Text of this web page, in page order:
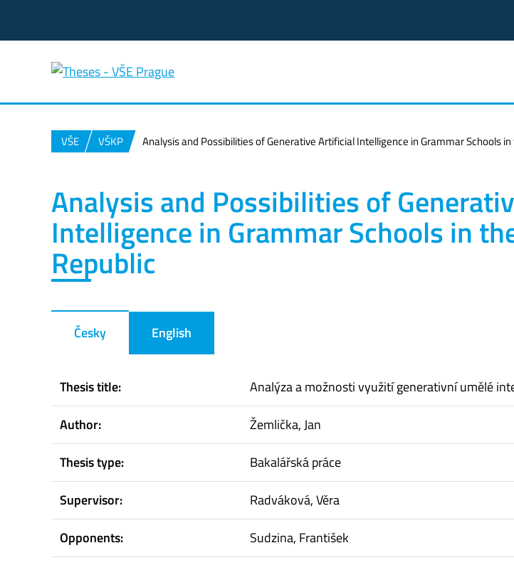
VŠE VŠKP Analysis and Possibilities of Generative Artificial Intelligence in Grammar Schools in
Analysis and Possibilities of
Intelligence in Grammar Schools in
Republic
Česky English
Thesis title:
Analýza a možnosti využití generativní umělé
Author:
Žemlička, Jan
Thesis type:
Bakalářská práce
Supervisor:
Radváková, Věra
Opponents:
Sudzina, František